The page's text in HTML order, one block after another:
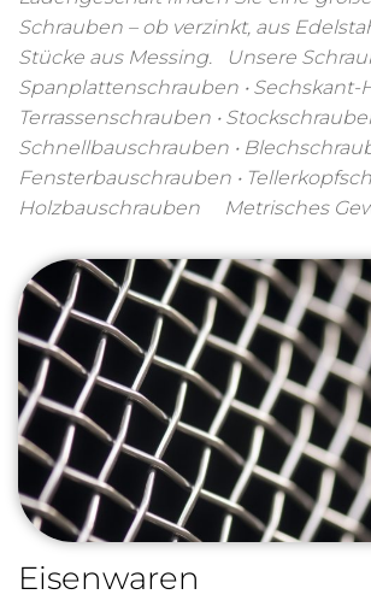
Schrauben – ob verzinkt, aus
Stücke aus Messing. Unsere
Spanplattenschrauben • Sechskant-
Terrassenschrauben •
Schnellbauschrauben •
Fensterbauschrauben •
Holzbauschrauben Metrisches
Eisenwaren